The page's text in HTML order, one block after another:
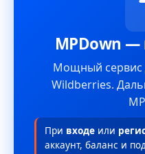
MPDown
Мощный сервис
Wildberries.
При входе или
аккаунт, баланс и